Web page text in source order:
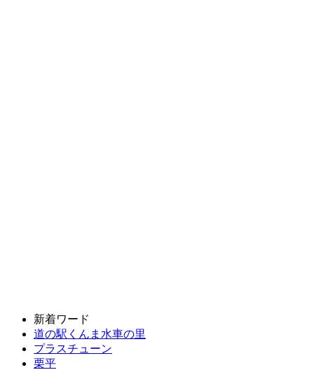
新着ワード
道の駅くんま水車の里
プラスチューン
栗平